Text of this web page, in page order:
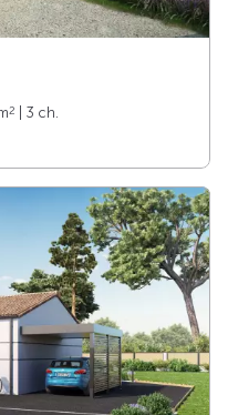
2
| 3 ch.